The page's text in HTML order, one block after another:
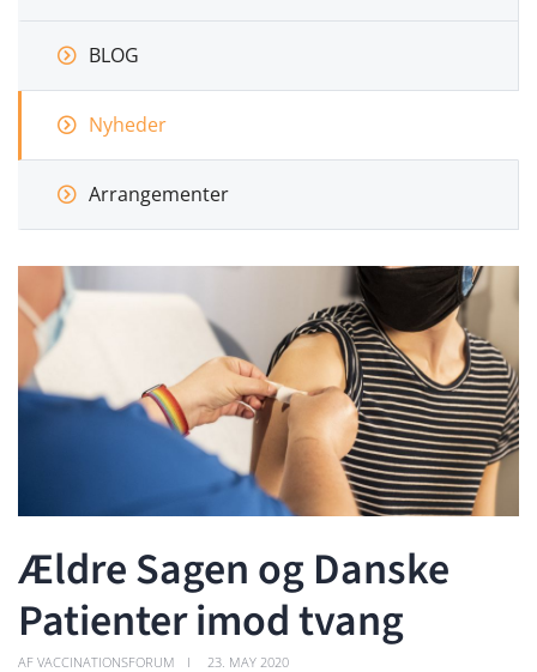
BLOG
Nyheder
Arrangementer
Ældre Sagen og Danske
Patienter imod tvang
AF VACCINATIONSFORUM 23. MAY 2020